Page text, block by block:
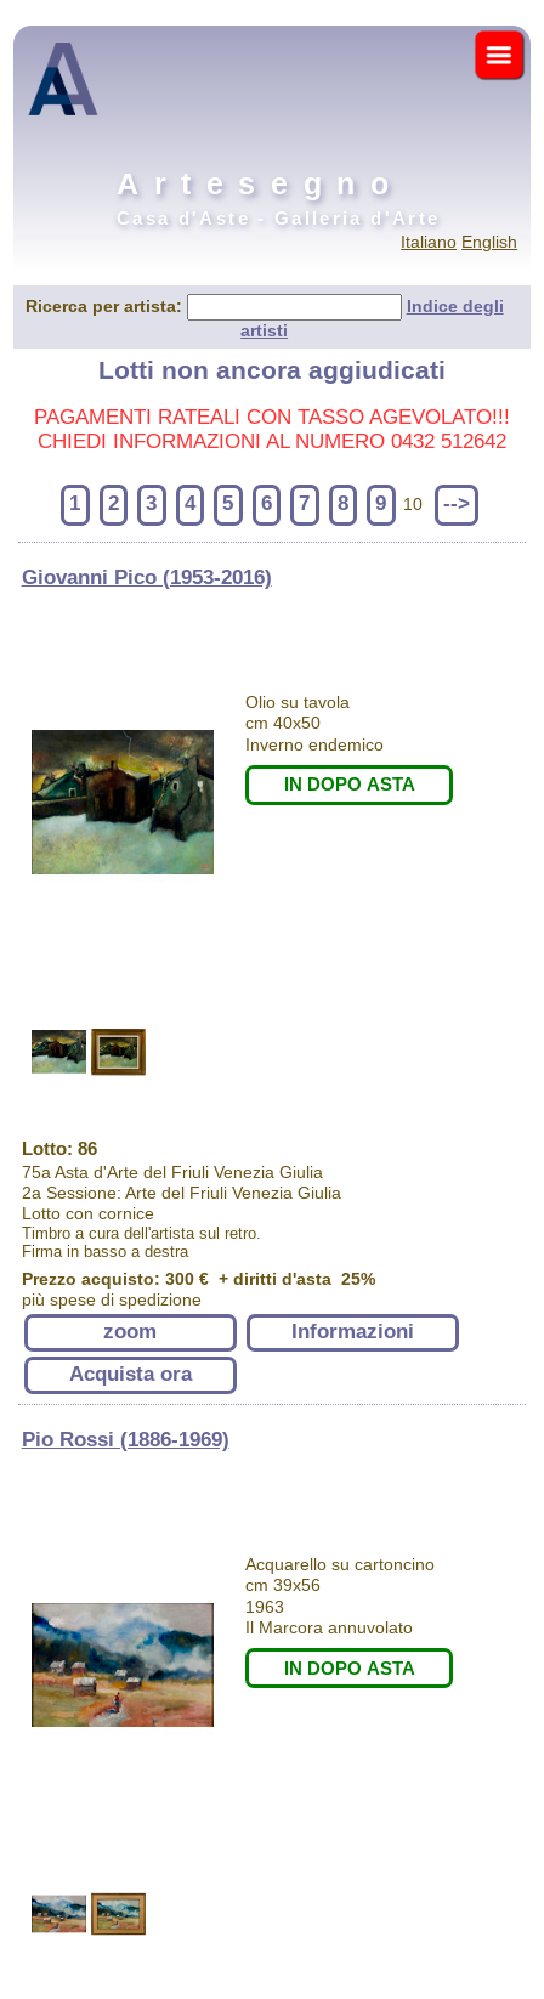
Artesegno
Casa d'Aste - Galleria d'Arte
Italiano English
Ricerca per artista:
Indice degli
artisti
Lotti non ancora aggiudicati
PAGAMENTI RATEALI CON TASSO AGEVOLATO!!!
CHIEDI INFORMAZIONI AL NUMERO 0432 512642
1 2 3 4 5 6 7 8 9 10 -->
Giovanni Pico (1953-2016)
Olio su tavola
cm 40x50
Inverno endemico
IN DOPO ASTA
Lotto: 86
75a Asta d'Arte del Friuli Venezia Giulia
2a Sessione: Arte del Friuli Venezia Giulia
Lotto con cornice
Timbro a cura dell'artista sul retro.
Firma in basso a destra
Prezzo acquisto: 300 €+ diritti d'asta 25%
più spese di spedizione
zoom
Informazioni
Acquista ora
Pio Rossi (1886-1969)
Acquarello su cartoncino
cm 39x56
1963
Il Marcora annuvolato
IN DOPO ASTA